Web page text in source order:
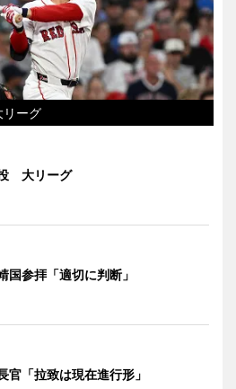
ーグ
大リーグ
国参拝「適切に判断」
官「拉致は現在進行形」